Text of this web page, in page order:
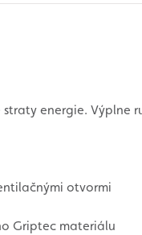
energie. Výplne
otvormi
Griptec materiálu